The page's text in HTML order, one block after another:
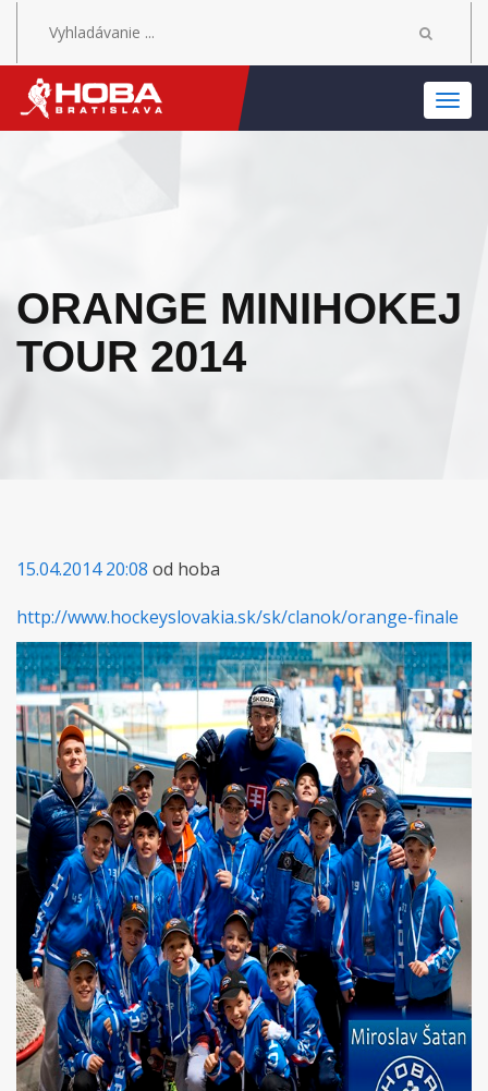
ORANGE MINIHOKEJ
TOUR 2014
15.04.2014 20:08 od hoba
http://www.hockeyslovakia.sk/sk/clanok/orange-finale